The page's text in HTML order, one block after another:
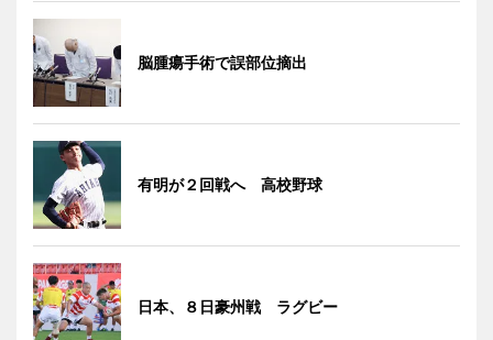
脳腫瘍手術で誤部位摘出
有明が２回戦へ 高校野球
日本、８日豪州戦 ラグビー